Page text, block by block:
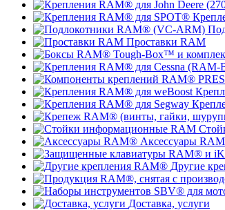
Проставки RAM
Аксессуары
Другие
Доставка, услуги